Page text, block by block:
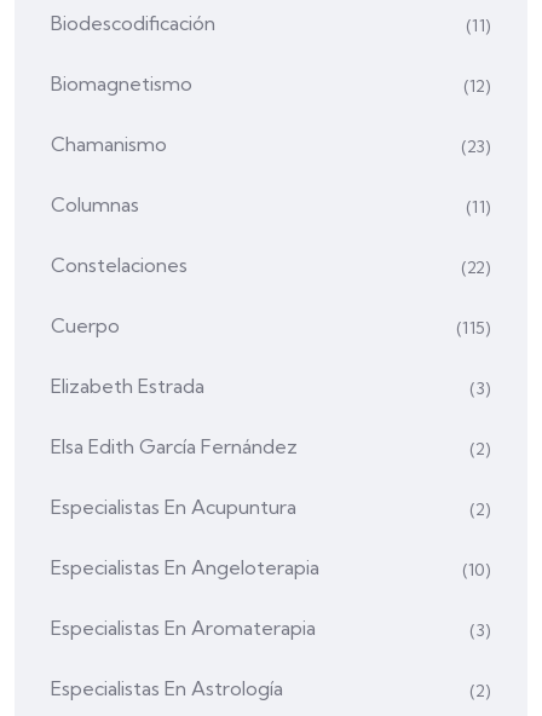
Biodescodificación (11)
Biomagnetismo (12)
Chamanismo (23)
Columnas (11)
Constelaciones (22)
Cuerpo (115)
Elizabeth Estrada (3)
Elsa Edith García Fernández (2)
Especialistas En Acupuntura (2)
Especialistas En Angeloterapia (10)
Especialistas En Aromaterapia (3)
Especialistas En Astrología (2)